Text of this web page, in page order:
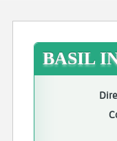
BASIL